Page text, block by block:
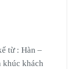
từ : Hàn –
khách